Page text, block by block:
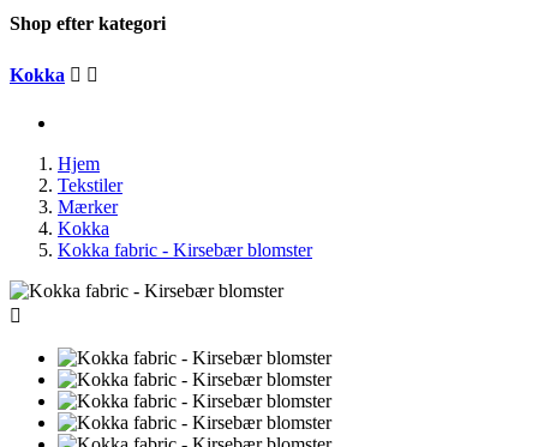
Shop efter kategori
Kokka  
Hjem
Tekstiler
Mærker
Kokka
Kokka fabric - Kirsebær blomster
